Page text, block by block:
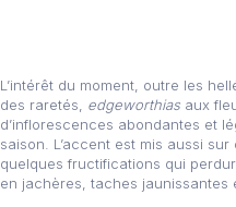
L’intérêt du moment, outre les
des raretés, edgeworthias aux
d’inflorescences abondantes et
saison. L’accent est mis aussi
quelques fructifications qui
en jachères, taches jaunissantes